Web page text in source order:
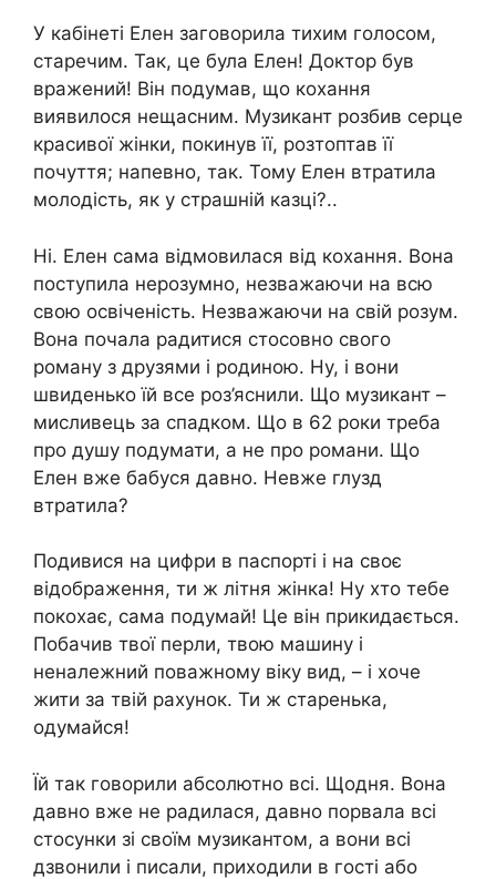
У кабінеті Елен заговорила тихим голосом,
старечим. Так, це була Елен! Доктор був
вражений! Він подумав, що кохання
виявилося нещасним. Музикант розбив серце
красивої жінки, покинув її, розтоптав її
почуття; напевно, так. Тому Елен втратила
молодість, як у страшній казці?..
Ні. Елен сама відмовилася від кохання. Вона
поступила нерозумно, незважаючи на всю
свою освіченість. Незважаючи на свій розум.
Вона почала радитися стосовно свого
роману з друзями і родиною. Ну, і вони
швиденько їй все роз’яснили. Що музикант –
мисливець за спадком. Що в 62 роки треба
про душу подумати, а не про романи. Що
Елен вже бабуся давно. Невже глузд
втратила?
Подивися на цифри в паспорті і на своє
відображення, ти ж літня жінка! Ну хто тебе
покохає, сама подумай! Це він прикидається.
Побачив твої перли, твою машину і
неналежний поважному віку вид, – і хоче
жити за твій рахунок. Ти ж старенька,
одумайся!
Їй так говорили абсолютно всі. Щодня. Вона
давно вже не радилася, давно порвала всі
стосунки зі своїм музикантом, а вони всі
дзвонили і писали, приходили в гості або